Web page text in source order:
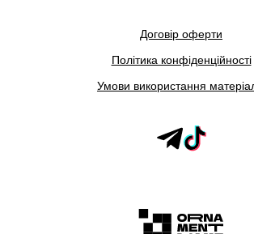
Договір оферти
Політика конфіденційності
Умови використання